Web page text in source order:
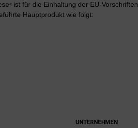
ist für die Einhaltung der EU-Vorschriften
Hauptprodukt wie folgt:
UNTERNEHMEN